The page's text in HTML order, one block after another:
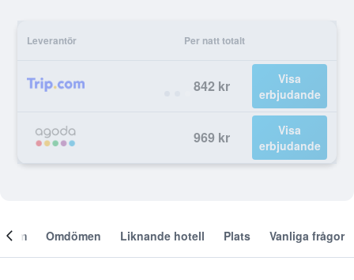
Leverantör Per natt totalt
842 kr
Visa
erbjudande
969 kr
Visa
erbjudande
Om Omdömen Liknande hotell Plats Vanliga frågor